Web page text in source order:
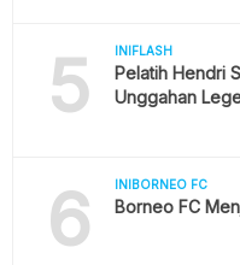
5 INIFLASH
Pelatih Hendri
Unggahan
6 INIBORNEO FC
Borneo FC